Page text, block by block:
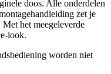
doos. Alle onderdelen
zet je
het meegeleverde
look.
worden niet